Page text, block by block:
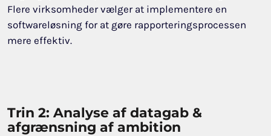
Flere virksomheder vælger at implementere en
softwareløsning for at gøre rapporteringsprocessen
mere effektiv.
Trin 2: Analyse af datagab &
afgrænsning af ambition